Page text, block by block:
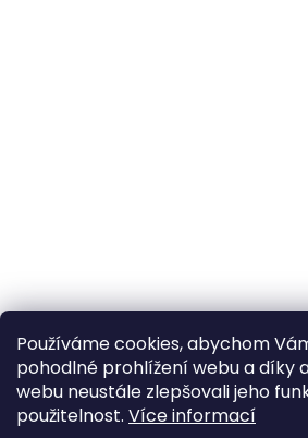
Používáme cookies, abychom
pohodlné prohlížení webu a díky
webu neustále zlepšovali jeho
použitelnost. Více informací